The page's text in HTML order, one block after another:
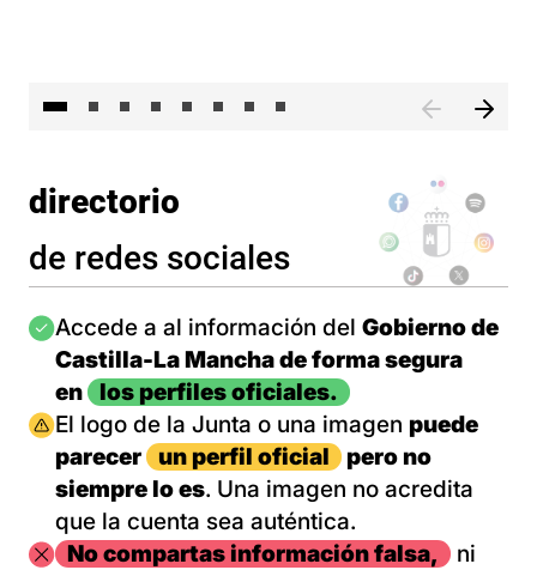
directorio
de redes sociales
Imagen
Accede a al información del Gobierno de
Castilla-La Mancha de forma segura
en
los perfiles oficiales.
Imagen
El logo de la Junta o una imagen puede
parecer
un perfil oficial
pero no
siempre lo es. Una imagen no acredita
que la cuenta sea auténtica.
ImagenNo compartas información falsa,
ni